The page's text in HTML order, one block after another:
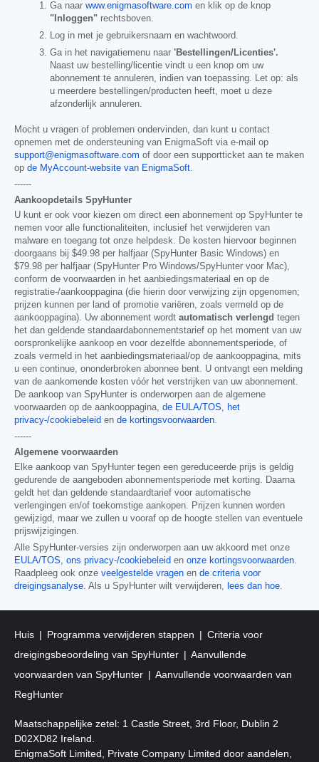
Ga naar www.enigmasoftware.com en klik op de knop
"Inloggen" rechtsboven.
Log in met je gebruikersnaam en wachtwoord.
Ga in het navigatiemenu naar 'Bestellingen/Licenties'.
Naast uw bestelling/licentie vindt u een knop om uw
abonnement te annuleren, indien van toepassing. Let op: als
u meerdere bestellingen/producten heeft, moet u deze
afzonderlijk annuleren.
Mocht u vragen of problemen ondervinden, dan kunt u contact
opnemen met de ondersteuning van EnigmaSoft via e-mail op
support@enigmasoftware.com of door een supportticket aan te maken
op de MyAccount-website van EnigmaSoft.
------
Aankoopdetails SpyHunter
U kunt er ook voor kiezen om direct een abonnement op SpyHunter te
nemen voor alle functionaliteiten, inclusief het verwijderen van
malware en toegang tot onze helpdesk. De kosten hiervoor beginnen
doorgaans bij $49.98 per halfjaar (SpyHunter Basic Windows) en
$79.98 per halfjaar (SpyHunter Pro Windows/SpyHunter voor Mac),
conform de voorwaarden in het aanbiedingsmateriaal en op de
registratie-/aankooppagina (die hierin door verwijzing zijn opgenomen;
prijzen kunnen per land of promotie variëren, zoals vermeld op de
aankooppagina). Uw abonnement wordt automatisch verlengd tegen
het dan geldende standaardabonnementstarief op het moment van uw
oorspronkelijke aankoop en voor dezelfde abonnementsperiode, of
zoals vermeld in het aanbiedingsmateriaal/op de aankooppagina, mits
u een continue, ononderbroken abonnee bent. U ontvangt een melding
van de aankomende kosten vóór het verstrijken van uw abonnement.
De aankoop van SpyHunter is onderworpen aan de algemene
voorwaarden op de aankooppagina, de EULA/TOS, het
privacy-/cookiebeleid en de kortingsvoorwaarden.
------
Algemene voorwaarden
Elke aankoop van SpyHunter tegen een gereduceerde prijs is geldig
gedurende de aangeboden abonnementsperiode met korting. Daarna
geldt het dan geldende standaardtarief voor automatische
verlengingen en/of toekomstige aankopen. Prijzen kunnen worden
gewijzigd, maar we zullen u vooraf op de hoogte stellen van eventuele
prijswijzigingen.
Alle SpyHunter-versies zijn onderworpen aan uw akkoord met onze
EULA/TOS, ons privacy-/cookiebeleid en onze kortingsvoorwaarden.
Raadpleeg ook onze veelgestelde vragen en de criteria voor
dreigingsanalyse. Als u SpyHunter wilt verwijderen, lees dan hoe.
Huis Programma verwijderen stappen
Criteria voor
dreigingsbeoordeling van SpyHunter
Aanvullende
voorwaarden van SpyHunter
Aanvullende voorwaarden van
RegHunter
Maatschappelijke zetel: 1 Castle Street, 3rd Floor, Dublin 2
D02XD82 Ireland.
EnigmaSoft Limited, Private Company Limited door aandelen,